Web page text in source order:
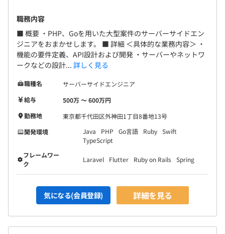
職務内容
■ 概要 ・PHP、Goを用いた大型案件のサーバーサイドエン
ジニアをおまかせします。 ■ 詳細 ＜具体的な業務内容＞ ・
機能の要件定義、API設計および開発 ・サーバーやネットワ
ークなどの設計... 詳しく見る
職種名
サーバーサイドエンジニア
給与
500万 〜 600万円
勤務地
東京都千代田区外神田1丁目8番地13号
開発環境
Java PHP Go言語 Ruby Swift
TypeScript
フレームワー
ク
Laravel Flutter Ruby on Rails Spring
気になる(会員登録) 詳細を見る